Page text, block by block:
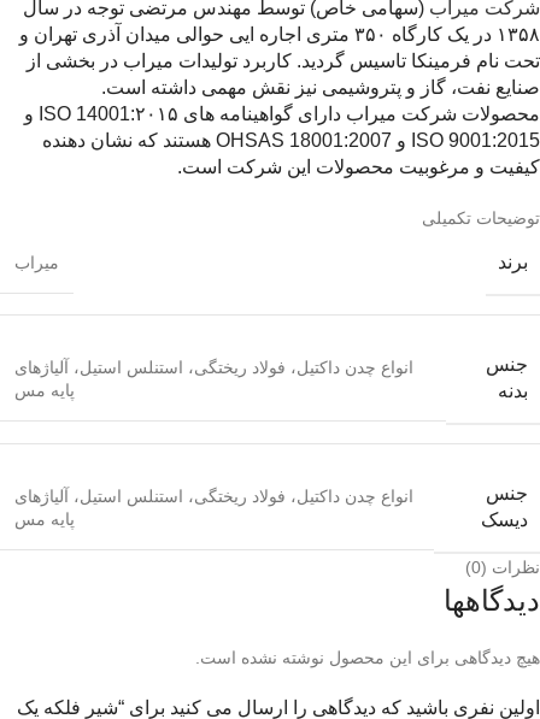
شرکت میراب (سهامی خاص) توسط مهندس مرتضی توجه در سال
۱۳۵۸ در یک کارگاه ۳۵۰ متری اجاره ایی حوالی میدان آذری تهران و
تحت نام فرمینکا تاسیس گردید. کاربرد تولیدات میراب در بخشی از
صنایع نفت، گاز و پتروشیمی نیز نقش مهمی داشته است.
محصولات شرکت میراب دارای گواهینامه های ۲۰۱۵:ISO 14001 و
ISO 9001:2015 و OHSAS 18001:2007 هستند که نشان دهنده
کیفیت و مرغوبیت محصولات این شرکت است.
توضیحات تکمیلی
برند میراب
جنس
بدنه
انواع چدن داکتيل، فولاد ریختگی، استنلس استیل، آلیاژهای
پایه مس
جنس
دیسک
انواع چدن داکتيل، فولاد ریختگی، استنلس استیل، آلیاژهای
پایه مس
نظرات (0)
دیدگاهها
هیچ دیدگاهی برای این محصول نوشته نشده است.
اولین نفری باشید که دیدگاهی را ارسال می کنید برای “شیر فلکه یک